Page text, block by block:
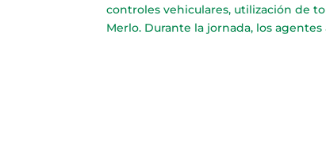
controles vehiculares, utilización de
Merlo. Durante la jornada, los